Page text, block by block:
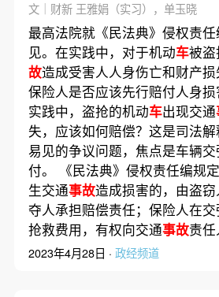
文｜财新 王雅娟（实习），单玉晓
最高法院就《民法典》侵权责
见。在实践中，对于机动车被
故造成受害人人身伤亡和财产
保险人是否应该先行赔付人身
实践中，盗抢的机动车出现交通
失，应该如何赔偿？这是司法
易见的争议问题，焦点是车辆
付。 《民法典》侵权责任编规
生交通事故造成损害的，由盗
夺人承担赔偿责任；保险人在
抢救费用，有权向交通事故责
2023年4月28日 · 政经频道